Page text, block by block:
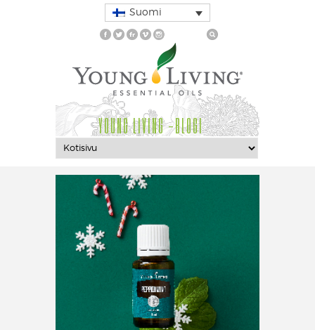
Suomi
YOUNG LIVING -BLOGI